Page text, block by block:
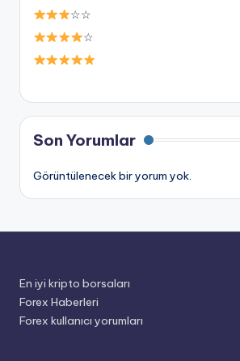
☆☆
☆
Son Yorumlar
Görüntülenecek bir yorum yok.
En iyi kripto borsaları
Forex Haberleri
Forex kullanıcı yorumları